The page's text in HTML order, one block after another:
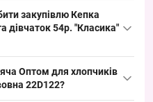
кепка з козирком, яка
і товарним виглядом.
і закриває базовий
закупівлю Кепка
дівчаток 54р. "Класика"
до піку сезону, щоб вчасно
Оптом для хлопчиків
22D122?